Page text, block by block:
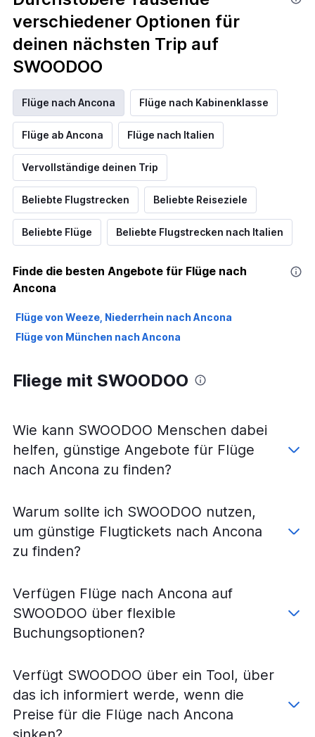
verschiedener Optionen für
deinen nächsten Trip auf
SWOODOO
Flüge nach Ancona Flüge nach Kabinenklasse
Flüge ab Ancona Flüge nach Italien
Vervollständige deinen Trip
Beliebte Flugstrecken Beliebte Reiseziele
Beliebte Flüge Beliebte Flugstrecken nach Italien
Finde die besten Angebote für Flüge nach
Ancona
Flüge von Weeze, Niederrhein nach Ancona
Flüge von München nach Ancona
Fliege mit SWOODOO
Wie kann SWOODOO Menschen dabei
helfen, günstige Angebote für Flüge
nach Ancona zu finden?
Warum sollte ich SWOODOO nutzen,
um günstige Flugtickets nach Ancona
zu finden?
Verfügen Flüge nach Ancona auf
SWOODOO über flexible
Buchungsoptionen?
Verfügt SWOODOO über ein Tool, über
das ich informiert werde, wenn die
Preise für die Flüge nach Ancona